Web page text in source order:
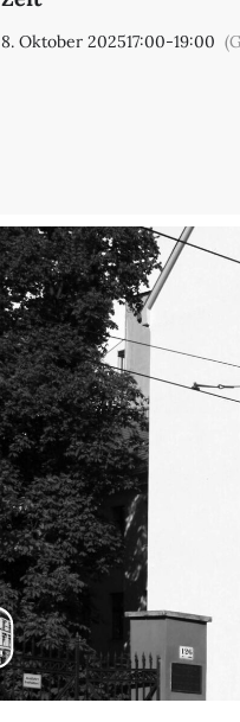
Gefördert aus Mitteln des
8. Oktober 202517:00-19:00